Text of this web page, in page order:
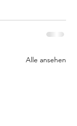
Alle ansehen